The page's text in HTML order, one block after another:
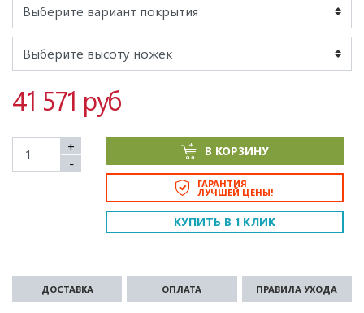
41 571 руб
+
-
В КОРЗИНУ
ГАРАНТИЯ
ЛУЧШЕЙ ЦЕНЫ!
КУПИТЬ В 1 КЛИК
ДОСТАВКА ОПЛАТА ПРАВИЛА УХОДА